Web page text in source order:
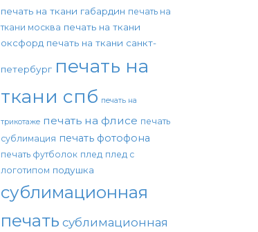
печать на ткани габардин печать на
ткани москва печать на ткани
оксфорд печать на ткани санкт-
петербург печать на
ткани спб печать на
трикотаже печать на флисе печать
сублимация печать фотофона
печать футболок плед плед с
логотипом подушка
сублимационная
печать сублимационная